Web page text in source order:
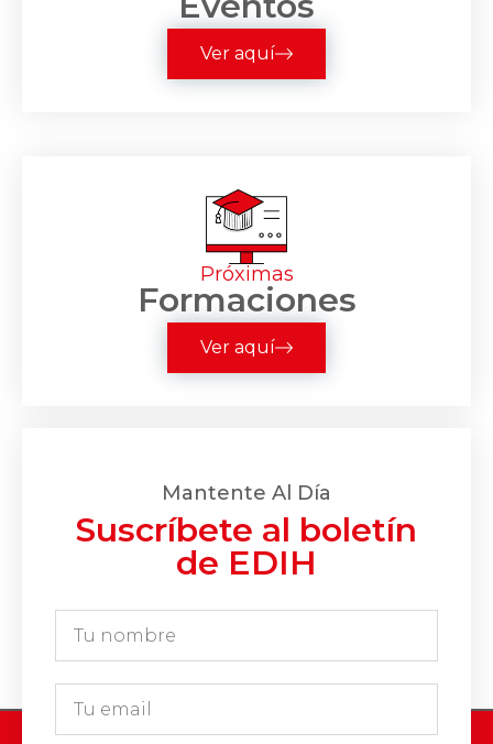
Ver aquí
Próximas
Formaciones
Ver aquí
Mantente Al Día
Suscríbete al boletín
de EDIH